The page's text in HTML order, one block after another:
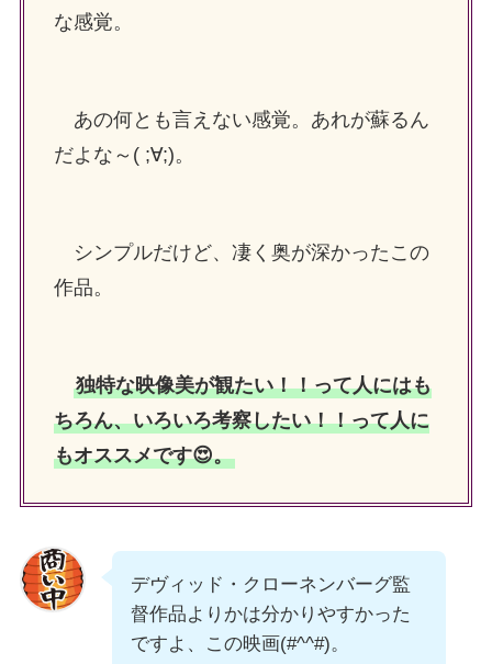
な感覚。
あの何とも言えない感覚。あれが蘇るん
だよな～( ;∀;)。
シンプルだけど、凄く奥が深かったこの
作品。
独特な映像美が観たい！！って人にはも
ちろん、いろいろ考察したい！！って人に
もオススメです😍。
デヴィッド・クローネンバーグ監
督作品よりかは分かりやすかった
ですよ、この映画(#^^#)。